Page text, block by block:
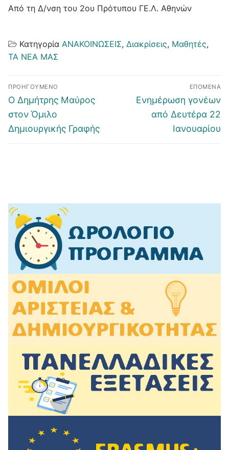
Από τη Δ/νση του 2ου Πρότυπου ΓΕ.Λ. Αθηνών
Κατηγορία ΑΝΑΚΟΙΝΩΣΕΙΣ, Διακρίσεις, Μαθητές,
ΤΑ ΝΕΑ ΜΑΣ
Πλοήγηση
άρθρων
ΠΡΟΗΓΟΎΜΕΝΟ
Προηγούμενο
άρθρο:
Ο Δημήτρης Μαύρος
στον Όμιλο
Δημιουργικής Γραφής
ΕΠΌΜΕΝΑ
Επόμενο
άρθρο:
Ενημέρωση γονέων
από Δευτέρα 22
Ιανουαρίου